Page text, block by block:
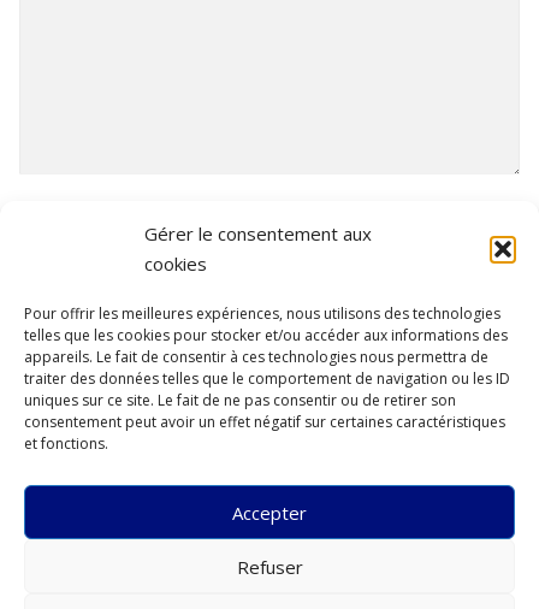
Gérer le consentement aux
cookies
Pour offrir les meilleures expériences, nous utilisons des technologies
telles que les cookies pour stocker et/ou accéder aux informations des
appareils. Le fait de consentir à ces technologies nous permettra de
traiter des données telles que le comportement de navigation ou les ID
uniques sur ce site. Le fait de ne pas consentir ou de retirer son
consentement peut avoir un effet négatif sur certaines caractéristiques
et fonctions.
Accepter
Refuser
J'accepte les conditions générales et particulières.
Conditions générales et particulières